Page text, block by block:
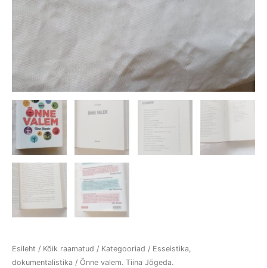
Esileht / Kõik raamatud / Kategooriad / Esseistika,
dokumentalistika / Õnne valem. Tiina Jõgeda.